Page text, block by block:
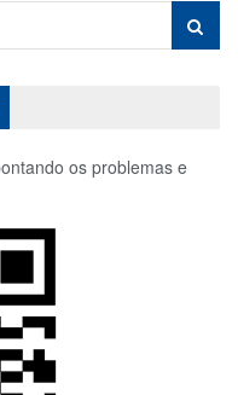
os problemas e